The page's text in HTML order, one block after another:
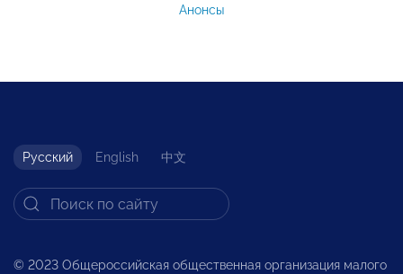
Анонсы
Русский English 中文
© 2023 Общероссийская общественная организация малого